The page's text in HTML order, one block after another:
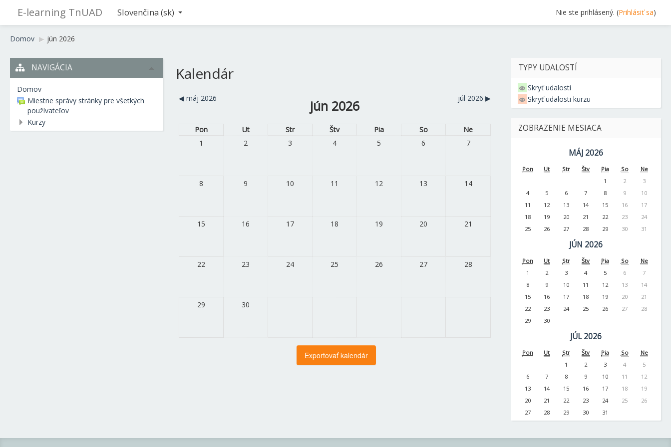
E-learning TnUAD Nie ste prihlásený. (Prihlásiť sa)
Slovenčina ‎(sk)‎
Domov ▶︎ jún 2026
Kalendár
◀︎ máj 2026 jún 2026 júl 2026 ▶︎
Pon Ut Str Štv Pia So
Ne
1
2 3 4 5 6 7
8 9 10 11 12 13 14
15 16 17 18 19 20 21
22 23 24 25 26 27 28
29 30
NAVIGÁCIA
Domov
Miestne správy stránky pre všetkých
používateľov
Kurzy
TYPY UDALOSTÍ
Skryť udalosti
Skryť udalosti kurzu
ZOBRAZENIE MESIACA
MÁJ 2026
Pon Ut Str Štv Pia So
Ne
1
2
3
4
5 6 7 8 9
10
11
12 13 14 15 16
17
18
19 20 21 22 23
24
25
26 27 28 29 30 31
JÚN 2026
Pon Ut Str Štv Pia So
Ne
1
2 3 4 5 6
7
8
9 10 11 12 13
14
15
16 17 18 19 20
21
22
23 24 25 26 27
28
29
30
JÚL 2026
Pon Ut Str Štv Pia So
Ne
1
2 3 4
5
6
7 8 9 10 11
12
13
14 15 16 17 18
19
20
21 22 23 24 25
26
27
28 29 30 31